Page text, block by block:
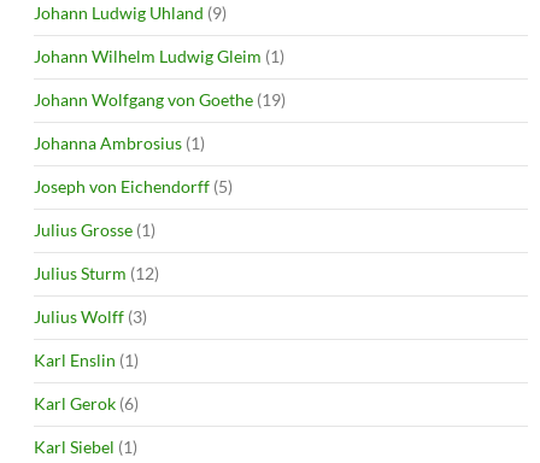
Johann Ludwig Uhland (9)
Johann Wilhelm Ludwig Gleim (1)
Johann Wolfgang von Goethe (19)
Johanna Ambrosius (1)
Joseph von Eichendorff (5)
Julius Grosse (1)
Julius Sturm (12)
Julius Wolff (3)
Karl Enslin (1)
Karl Gerok (6)
Karl Siebel (1)